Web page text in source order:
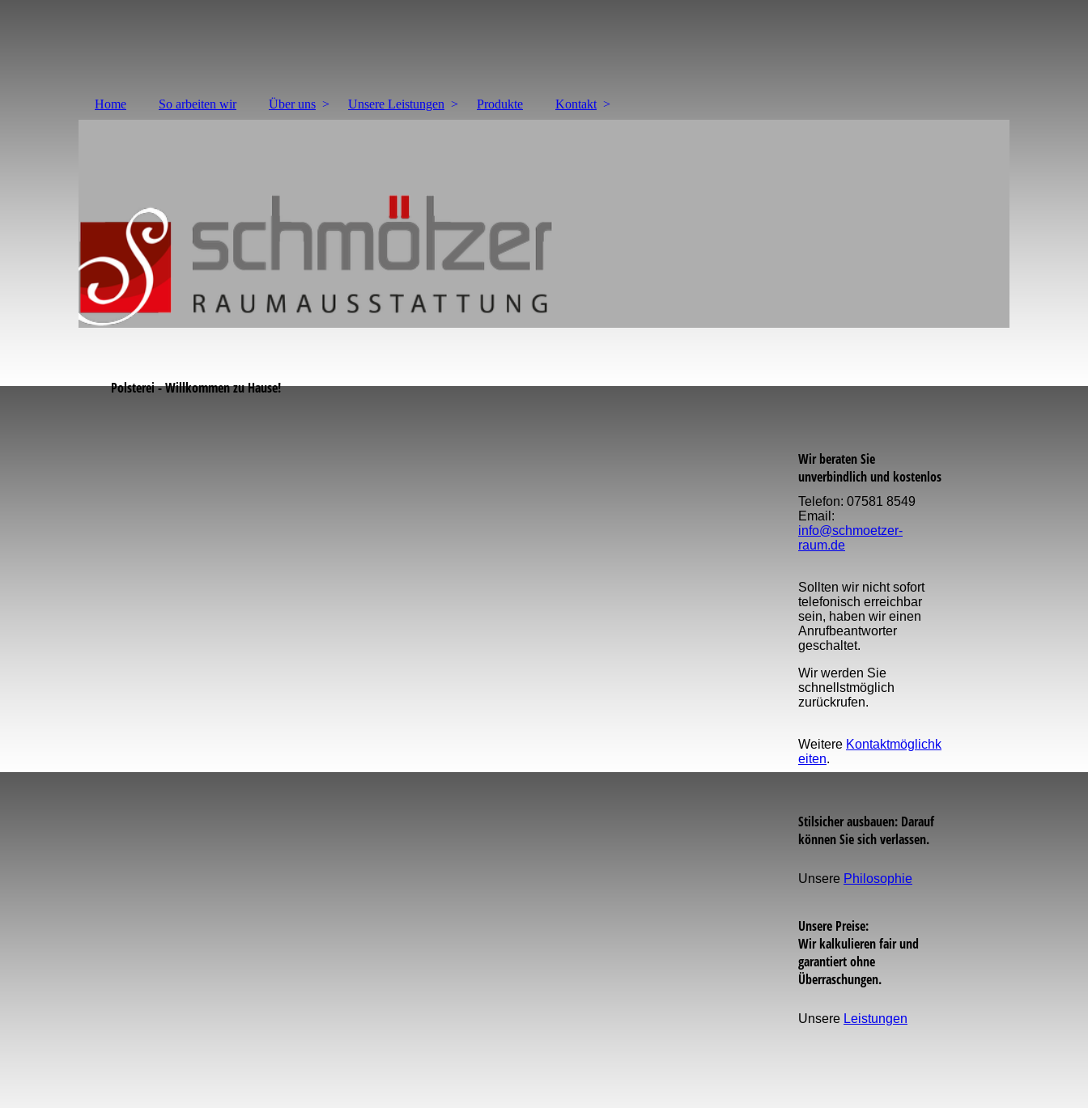
Home So arbeiten wir Über uns Unsere Leistungen Produkte Kontakt
Polsterei - Willkommen zu Hause!
Wir beraten Sie
unverbindlich und kostenlos
Telefon: 07581 8549
Email:
info@schmoetzer-
raum.de
Sollten wir nicht sofort
telefonisch erreichbar
sein, haben wir einen
Anruf­beantworter
geschaltet.
Wir werden Sie
schnellst­möglich
zurückrufen.
Weitere Kontaktmöglichk
eiten.
Stilsicher ausbauen: Darauf
können Sie sich verlassen.
Unsere Philosophie
Unsere Preise:
Wir kalkulieren fair und
garantiert ohne
Überraschungen.
Unsere Leistungen